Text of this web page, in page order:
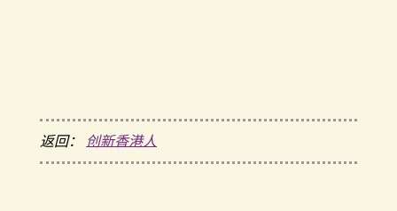
返回： 创新香港人